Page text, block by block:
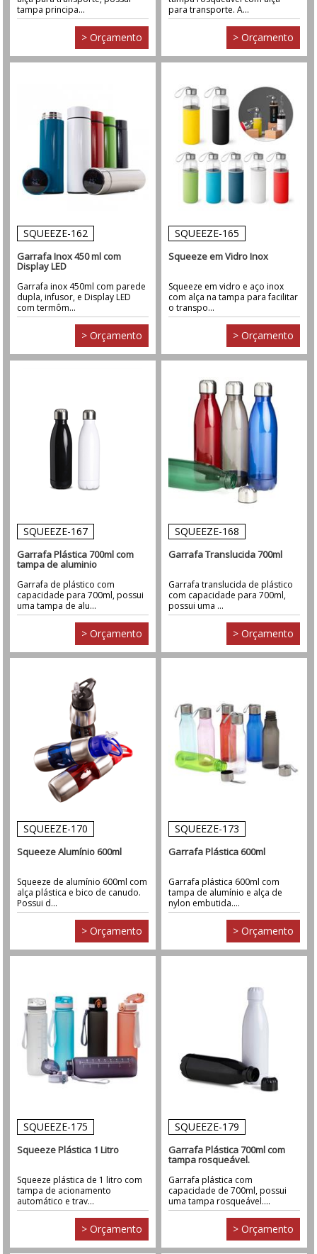
tampa principa...
> Orçamento
para transporte. A...
> Orçamento
SQUEEZE-162
Garrafa Inox 450 ml com
Display LED
Garrafa inox 450ml com parede
dupla, infusor, e Display LED
com termôm...
> Orçamento
SQUEEZE-165
Squeeze em Vidro Inox
Squeeze em vidro e aço inox
com alça na tampa para facilitar
o transpo...
> Orçamento
SQUEEZE-167
Garrafa Plástica 700ml com
tampa de aluminio
Garrafa de plástico com
capacidade para 700ml, possui
uma tampa de alu...
> Orçamento
SQUEEZE-168
Garrafa Translucida 700ml
Garrafa translucida de plástico
com capacidade para 700ml,
possui uma ...
> Orçamento
SQUEEZE-170
Squeeze Alumínio 600ml
Squeeze de alumínio 600ml com
alça plástica e bico de canudo.
Possui d...
> Orçamento
SQUEEZE-173
Garrafa Plástica 600ml
Garrafa plástica 600ml com
tampa de alumínio e alça de
nylon embutida....
> Orçamento
SQUEEZE-175
Squeeze Plástica 1 Litro
Squeeze plástica de 1 litro com
tampa de acionamento
automático e trav...
> Orçamento
SQUEEZE-179
Garrafa Plástica 700ml com
tampa rosqueável.
Garrafa plástica com
capacidade de 700ml, possui
uma tampa rosqueável....
> Orçamento